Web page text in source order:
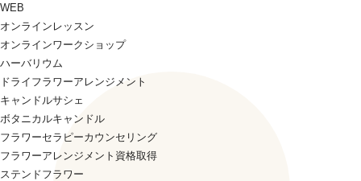
WEB
オンラインレッスン
オンラインワークショップ
ハーバリウム
ドライフラワーアレンジメント
キャンドルサシェ
ボタニカルキャンドル
フラワーセラピーカウンセリング
フラワーアレンジメント資格取得
ステンドフラワー